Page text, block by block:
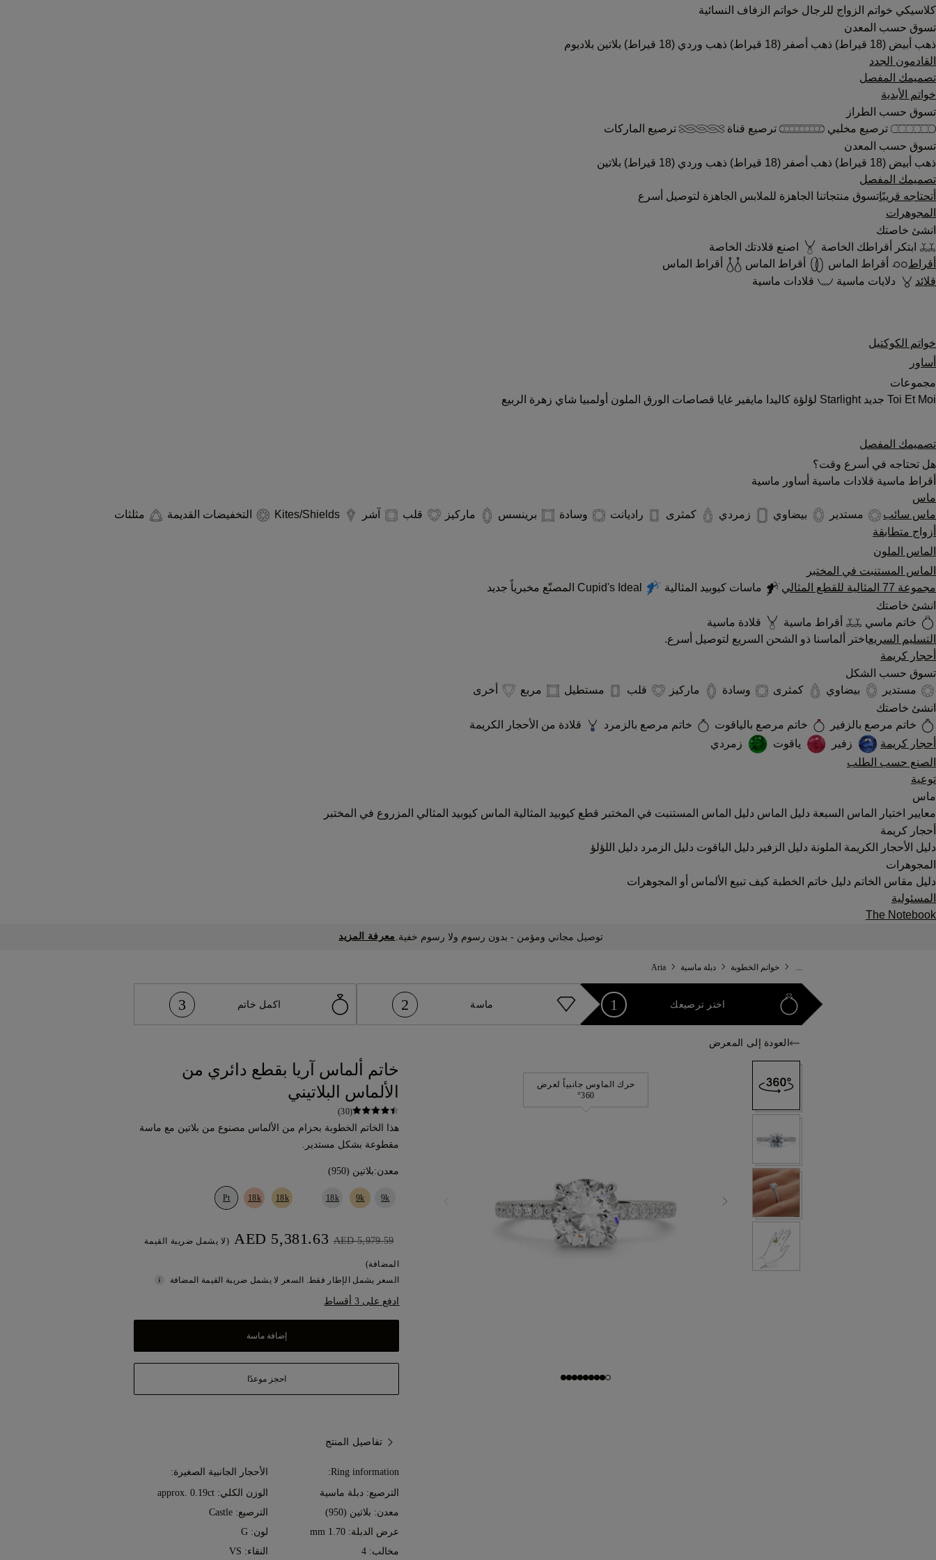
كلاسيكي خواتم الزواج للرجال خواتم الزفاف النسائية
تسوق حسب المعدن
ذهب أبيض (18 قيراط)
ذهب أصفر (18 قيراط) ذهب وردي (18 قيراط) بلاتين بلاديوم
القادمون الجدد
تصميمك المفصل
خواتم الأبدية
تسوق حسب الطراز
ترصيع مخلبي
ترصيع قناة
ترصيع الماركات
تسوق حسب المعدن
ذهب أبيض (18 قيراط)
ذهب أصفر (18 قيراط) ذهب وردي (18 قيراط)
بلاتين
تصميمك المفصل
أتحتاجه قريبًاتسوق منتجاتنا الجاهزة للملابس الجاهزة لتوصيل أسرع
المجوهرات
انشئ خاصتك
ابتكر أقراطك الخاصة
اصنع قلادتك الخاصة
أقراط
أقراط الماس أقراط الماس
أقراط الماس
قلائد
دلايات ماسية قلادات ماسية
خواتم الكوكتيل
أساور
مجموعات
Toi Et Moi جديد Starlight لؤلؤة كاليدا مايفير غايا قصاصات الورق الملون أولمبيا شاي زهرة الربيع
تصميمك المفصل
هل تحتاجه في أسرع وقت؟
أقراط ماسية قلادات ماسية أساور ماسية
ماس
ماس سائب
مستدير بيضاوي زمردي كمثرى راديانت وسادة برينسس ماركيز قلب آشر التخفيضات القديمة
مثلثات
أزواج متطابقة
الماس الملون
الماس المستنبت في المختبر
مجموعة 77 المثالية للقطع المثالي
ماسات كيوبيد المثالية
جديد
انشئ خاصتك
خاتم ماسي
أقراط ماسية
قلادة ماسية
التسليم السريعاختر ألماسنا ذو الشحن السريع لتوصيل أسرع.
أحجار كريمة
تسوق حسب الشكل
مستدير
بيضاوي كمثرى وسادة ماركيز قلب مستطيل مربع
أخرى
انشئ خاصتك
خاتم مرصع بالزفير
خاتم مرصع بالياقوت خاتم مرصع بالزمرد
قلادة من الأحجار الكريمة
أحجار كريمة
زفير ياقوت
زمردي
الصنع حسب الطلب
توعية
ماس
معايير اختيار الماس السبعة دليل الماس دليل الماس المستنبت في المختبر قطع كيوبيد المثالية الماس كيوبيد المثالي المزروع في المختبر
أحجار كريمة
دليل الأحجار الكريمة الملونة دليل الزفير دليل الياقوت دليل الزمرد دليل اللؤلؤ
المجوهرات
دليل مقاس الخاتم دليل خاتم الخطبة كيف تبيع الألماس أو المجوهرات
المسئولية
The Notebook
توصيل مجاني ومؤمن - بدون رسوم ولا رسوم خفية. معرفة المزيد
خواتم الخطوبة دبلة ماسية Aria
1 اختر ترصيعك 2 ماسة 3 اكمل خاتم
العودة إلى المعرض
حرك الماوس جانبياً لعرض
360°
خاتم ألماس آريا بقطع دائري من
الألماس البلاتيني
(30)
هذا الخاتم الخطوبة بحزام من الألماس مصنوع من بلاتين مع ماسة
مقطوعة بشكل مستدير.
معدن:بلاتين (950)
9k
9k
18k
18k
18k
Pt
AED 5,979.59 (لا يشمل ضريبة القيمة
المضافة)
السعر يشمل الإطار فقط. السعر لا يشمل ضريبة القيمة المضافة
ادفع على 3 أقساط
إضافة ماسة
احجز موعدًا
تفاصيل المنتج
Ring information:
الترصيع: دبلة ماسية
معدن: بلاتين (950)
عرض الدبلة: 1.70 mm
مخالب: 4
الأحجار الجانبية الصغيرة:
الوزن الكلي: approx. 0.19ct
الترصيع: Castle
لون: G
النقاء: VS